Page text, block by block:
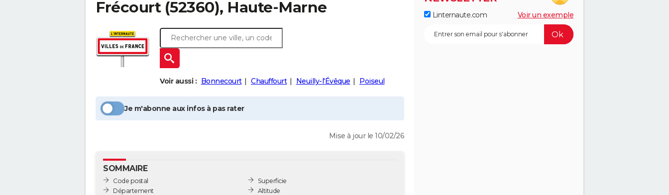
Frécourt(52360), Haute-Marne
Voir aussi : Bonnecourt Chauffourt Neuilly-l'Évêque Poiseul
Je m'abonne aux infos à pas rater
Mise à jour le 10/02/26
SOMMAIRE
Code postal
Département
Superficie
Altitude
Linternaute.com Voir un exemple